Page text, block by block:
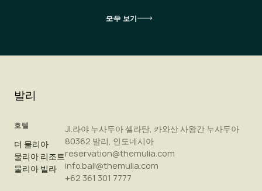
모두 보기
발리
호텔
더 물리아
물리아 리조트
물리아 빌라
Jl.라야 누사두아 셀라탄, 카와산 사왕간 누사두아
80362 발리, 인도네시아
reservation@themulia.com
info.bali@themulia.com
+62 361 301 7777